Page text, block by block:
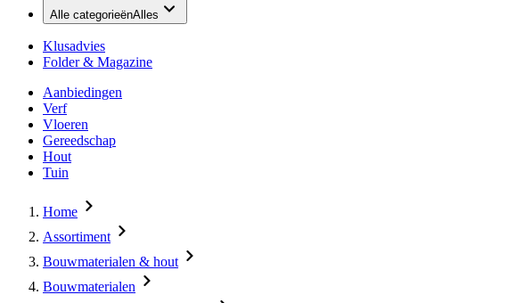
Alle categorieënAlles
Klusadvies
Folder & Magazine
Aanbiedingen
Verf
Vloeren
Gereedschap
Hout
Tuin
Home
Assortiment
Bouwmaterialen & hout
Bouwmaterialen